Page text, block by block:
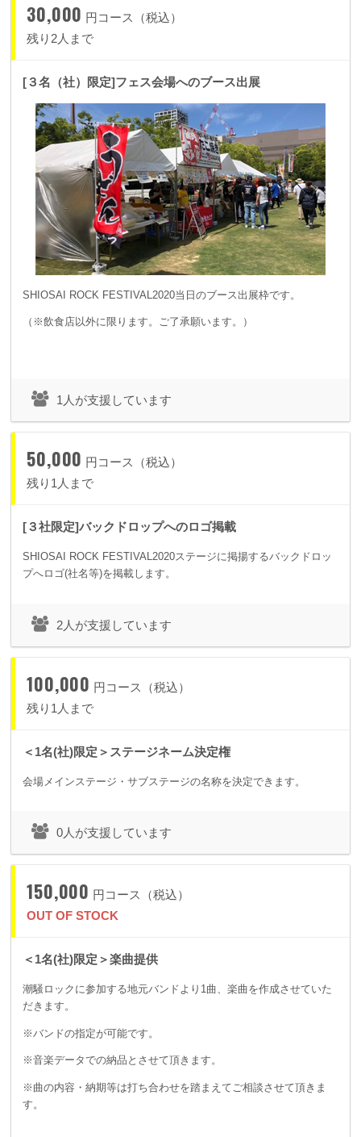
30,000 円コース（税込）
残り2人まで
[３名（社）限定]フェス会場へのブース出展
SHIOSAI ROCK FESTIVAL2020当日のブース出展枠です。
（※飲食店以外に限ります。ご了承願います。）
1人が支援しています
50,000 円コース（税込）
残り1人まで
[３社限定]バックドロップへのロゴ掲載
SHIOSAI ROCK FESTIVAL2020ステージに掲揚するバックドロッ
プへロゴ(社名等)を掲載します。
2人が支援しています
100,000 円コース（税込）
残り1人まで
＜1名(社)限定＞ステージネーム決定権
会場メインステージ・サブステージの名称を決定できます。
0人が支援しています
150,000 円コース（税込）
OUT OF STOCK
＜1名(社)限定＞楽曲提供
潮騒ロックに参加する地元バンドより1曲、楽曲を作成させていた
だきます。
※バンドの指定が可能です。
※音楽データでの納品とさせて頂きます。
※曲の内容・納期等は打ち合わせを踏まえてご相談させて頂きま
す。